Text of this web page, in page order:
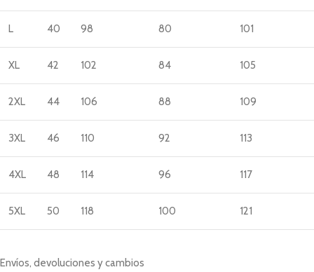
L 40 98 80 101
XL 42 102 84 105
2XL 44 106 88 109
3XL 46 110 92 113
4XL 48 114 96 117
5XL 50 118 100 121
Envíos, devoluciones y cambios